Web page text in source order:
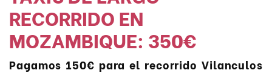
RECORRIDO EN
MOZAMBIQUE: 350€
Pagamos 150€ para el recorrido Vilanculos